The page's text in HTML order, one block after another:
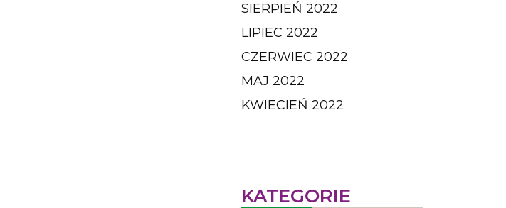
SIERPIEŃ 2022
LIPIEC 2022
CZERWIEC 2022
MAJ 2022
KWIECIEŃ 2022
KATEGORIE